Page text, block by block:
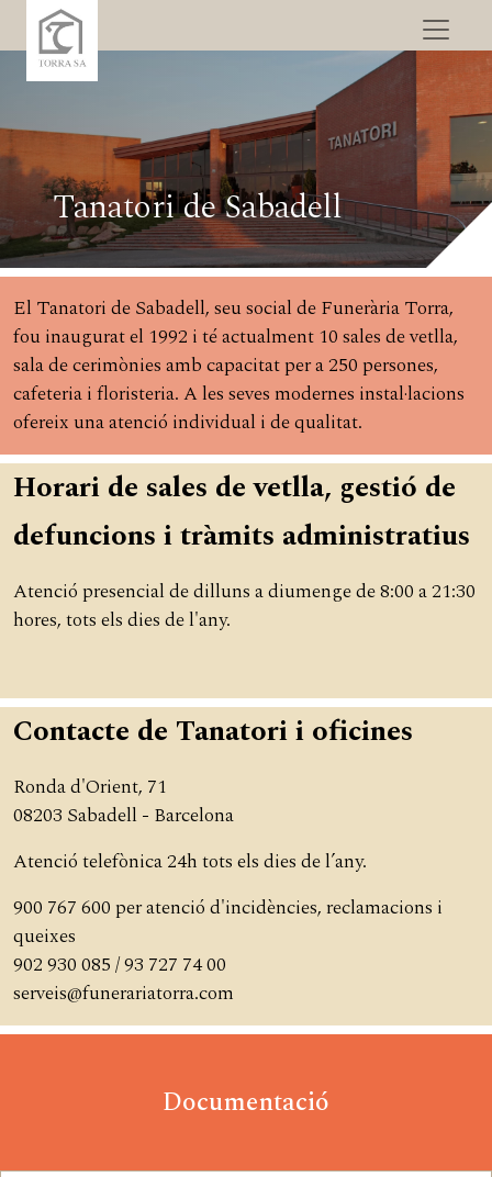
Tanatori de Sabadell
El Tanatori de Sabadell, seu social de Funerària Torra,
fou inaugurat el 1992 i té actualment 10 sales de vetlla,
sala de cerimònies amb capacitat per a 250 persones,
cafeteria i floristeria. A les seves modernes instal·lacions
ofereix una atenció individual i de qualitat.
Horari de sales de vetlla, gestió de
defuncions i tràmits administratius
Atenció presencial de dilluns a diumenge de 8:00 a 21:30
hores, tots els dies de l'any.
Contacte de Tanatori i oficines
Ronda d'Orient, 71
08203 Sabadell - Barcelona
Atenció telefònica 24h tots els dies de l’any.
900 767 600 per atenció d'incidències, reclamacions i
queixes
902 930 085 / 93 727 74 00
serveis@funerariatorra.com
Documentació